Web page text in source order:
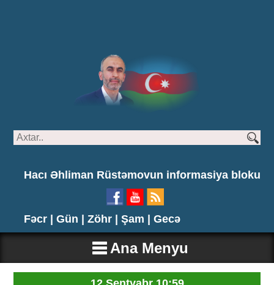
Hacı Əhliman Rüstəmovun informasiya bloku
Fəcr | Gün | Zöhr | Şam | Gecə
Ana Menyu